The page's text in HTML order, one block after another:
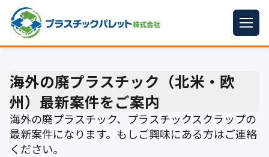
パレットサイズ
プラパレット
コンテナ ▼
海外の廃プラスチック（北米・欧
州）最新案件をご案内
海外の廃プラスチック、プラスチックスクラップの
最新案件になります。もしご興味にある方はご連絡
ください。